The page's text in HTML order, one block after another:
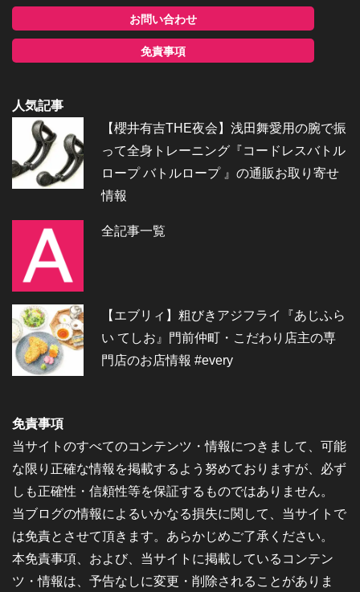
お問い合わせ
免責事項
人気記事
【櫻井有吉THE夜会】浅田舞愛用の腕で振
って全身トレーニング『コードレスバトル
ロープ バトルロープ 』の通販お取り寄せ
情報
全記事一覧
【エブリィ】粗びきアジフライ『あじふら
い てしお』門前仲町・こだわり店主の専
門店のお店情報 #every
免責事項
当サイトのすべてのコンテンツ・情報につきまして、可能
な限り正確な情報を掲載するよう努めておりますが、必ず
しも正確性・信頼性等を保証するものではありません。
当ブログの情報によるいかなる損失に関して、当サイトで
は免責とさせて頂きます。あらかじめご了承ください。
本免責事項、および、当サイトに掲載しているコンテン
ツ・情報は、予告なしに変更・削除されることがありま